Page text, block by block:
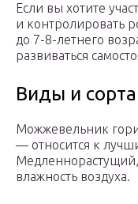
Если вы хотите
и контролировать
до 7-8-летнего
развиваться
Виды и сорта
Можжевельник
— относится к
влажность воздуха.